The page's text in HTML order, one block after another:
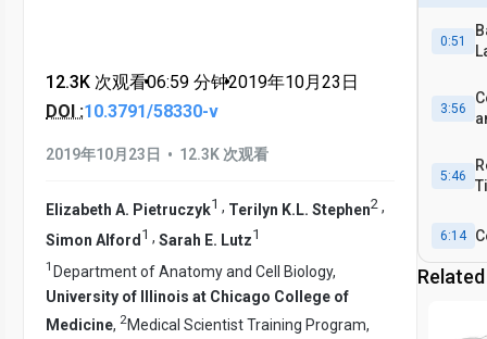
12.3K 次观看•06:59 分钟•2019年10月23日
DOI :10.3791/58330-v
2019年10月23日 • 12.3K 次观看
Elizabeth A. Pietruczyk1 , Terilyn K.L. Stephen2 ,
Simon Alford1 , Sarah E. Lutz1
1 Department of Anatomy and Cell Biology,
University of Illinois at Chicago College of
Medicine, 2Medical Scientist Training Program,
0:51
3:56
5:46
6:14